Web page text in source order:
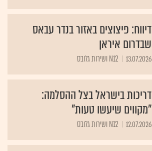
דיווח: פיצוצים באזור בנדר עבאס
שבדרום איראן
13.07.2026 N12 ושירות גלובס
דריכות בישראל בצל ההסלמה:
"מקווים שיעשו טעות"
12.07.2026 N12 ושירות גלובס